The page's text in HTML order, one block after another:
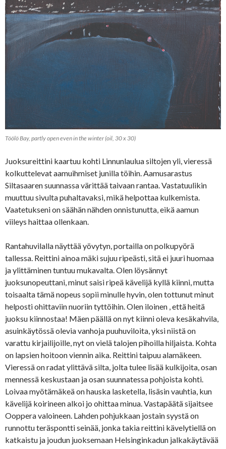
Töölö Bay, partly open even in the winter (oil, 30 x 30)
Juoksureittini kaartuu kohti Linnunlaulua siltojen yli, vieressä
kolkuttelevat aamuihmiset junilla töihin. Aamusarastus
Siltasaaren suunnassa värittää taivaan rantaa. Vastatuulikin
muuttuu sivulta puhaltavaksi, mikä helpottaa kulkemista.
Vaatetukseni on säähän nähden onnistunutta, eikä aamun
viileys haittaa ollenkaan.
Rantahuvilalla näyttää yövytyn, portailla on polkupyörä
tallessa. Reittini ainoa mäki sujuu ripeästi, sitä ei juuri huomaa
ja ylittäminen tuntuu mukavalta. Olen löysännyt
juoksunopeuttani, minut saisi ripeä kävelijä kyllä kiinni, mutta
toisaalta tämä nopeus sopii minulle hyvin, olen tottunut minut
helposti ohittaviin nuoriin tyttöihin. Olen iloinen , että heitä
juoksu kiinnostaa! Mäen päällä on nyt kiinni oleva kesäkahvila,
asuinkäytössä olevia vanhoja puuhuviloita, yksi niistä on
varattu kirjailijoille, nyt on vielä talojen pihoilla hiljaista. Kohta
on lapsien hoitoon viennin aika. Reittini taipuu alamäkeen.
Vieressä on radat ylittävä silta, jolta tulee lisää kulkijoita, osan
mennessä keskustaan ja osan suunnatessa pohjoista kohti.
Loivaa myötämäkeä on hauska lasketella, lisäsin vauhtia, kun
kävelijä koirineen alkoi jo ohittaa minua. Vastapäätä sijaitsee
Ooppera valoineen. Lahden pohjukkaan jostain syystä on
runnottu teräspontti seinää, jonka takia reittini kävelytiellä on
katkaistu ja joudun juoksemaan Helsinginkadun jalkakäytävää